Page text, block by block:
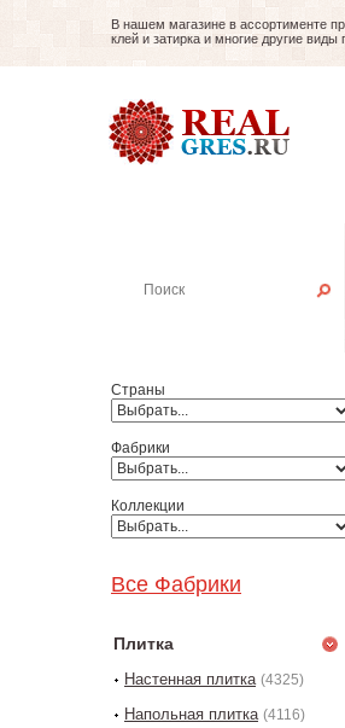
В нашем магазине в ассортименте
клей и затирка и многие другие виды
Страны
Фабрики
Коллекции
Все Фабрики
Плитка
Настенная плитка (4325)
Напольная плитка (4116)